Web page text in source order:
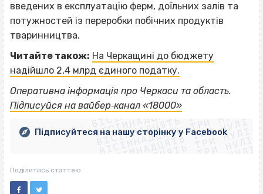
введених в експлуатацію ферм, доїльних залів та
потужностей із переробки побічних продуктів
тваринництва.
Читайте також: На Черкащині до бюджету
надійшло 2,4 млрд єдиного податку.
Оперативна інформація про Черкаси та область.
Підписуйся на вайбер‐канал «18000»
ВІСІМНАДЦЯТЬ ТРИ НУЛІ
ВІСІМНАДЦЯТЬ ТРИ НУЛІ
ВІСІМНАДЦЯТЬ ТРИ НУЛІ
ВІСІМНАДЦЯТЬ ТРИ НУЛІ
ВІСІМНАДЦЯТЬ ТРИ НУЛІ
ВІСІМНАДЦЯТЬ ТРИ НУЛІ
ВІСІМНАДЦЯТЬ ТРИ НУЛІ
ВІСІМНАДЦЯТЬ ТРИ НУЛІ
Підписуйтеся на нашу сторінку у Facebook
Поділитись статтею